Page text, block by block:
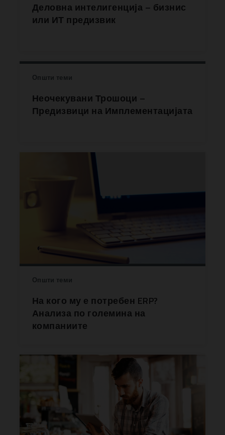
Деловна интелигенција – бизнис
или ИТ предизвик
Општи теми
Неочекувани Трошоци –
Предизвици на Имплементацијата
Општи теми
На кого му е потребен ERP?
Анализа по големина на
компаниите